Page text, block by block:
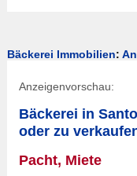
Bäckerei Immobilien:
Anzeigenvorschau:
Bäckerei in
oder zu
Pacht, Miete